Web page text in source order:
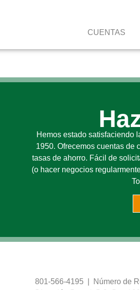
CUENTAS
Hemos estado satisfaciendo
1950. Ofrecemos cuentas de
tasas de ahorro. Fácil de
(o hacer negocios
801-566-4195 | Número de